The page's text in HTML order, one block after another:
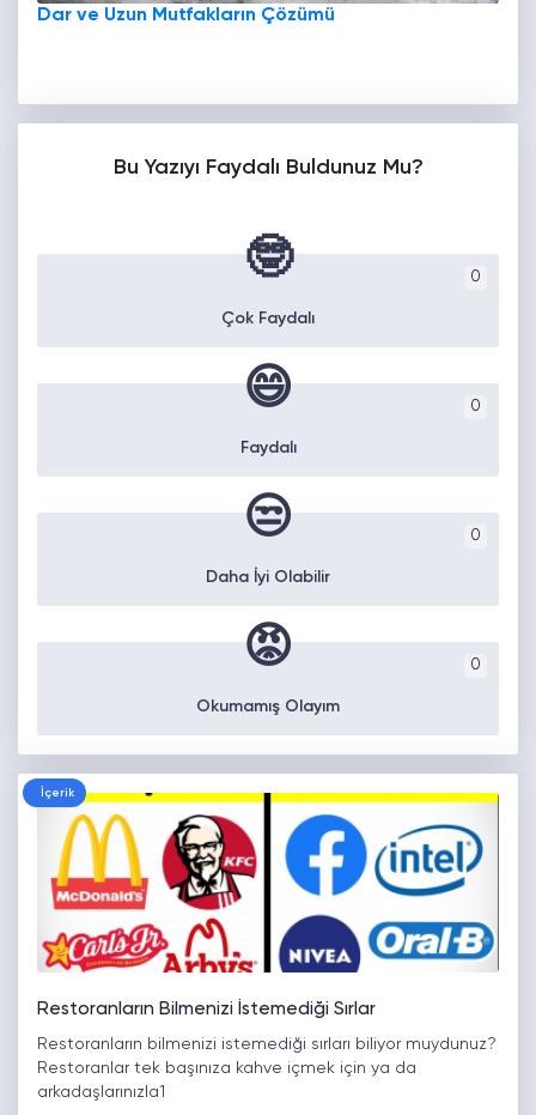
Dar ve Uzun Mutfakların Çözümü
Bu Yazıyı Faydalı Buldunuz Mu?
0
🤓
Çok Faydalı
0
😄
Faydalı
0
😒
Daha İyi Olabilir
0
😡
Okumamış Olayım
İçerik
Restoranların Bilmenizi İstemediği Sırlar
Restoranların bilmenizi istemediği sırları biliyor muydunuz?
Restoranlar tek başınıza kahve içmek için ya da
arkadaşlarınızla1